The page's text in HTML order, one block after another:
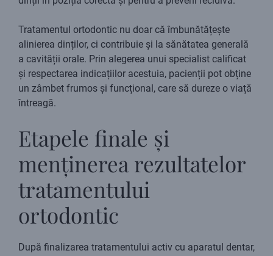
Tratamentul ortodontic nu doar că îmbunătățește
alinierea dinților, ci contribuie și la sănătatea generală
a cavității orale. Prin alegerea unui specialist calificat
și respectarea indicațiilor acestuia, pacienții pot obține
un zâmbet frumos și funcțional, care să dureze o viață
întreagă.
Etapele finale și
menținerea rezultatelor
tratamentului
ortodontic
După finalizarea tratamentului activ cu aparatul dentar,